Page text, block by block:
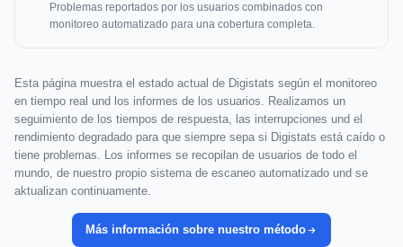
Problemas reportados por los usuarios combinados con
monitoreo automatizado para una cobertura completa.
Esta página muestra el estado actual de Digistats según el monitoreo
en tiempo real und los informes de los usuarios. Realizamos un
seguimiento de los tiempos de respuesta, las interrupciones und el
rendimiento degradado para que siempre sepa si Digistats está caído o
tiene problemas. Los informes se recopilan de usuarios de todo el
mundo, de nuestro propio sistema de escaneo automatizado und se
aktualizan continuamente.
Más información sobre nuestro método